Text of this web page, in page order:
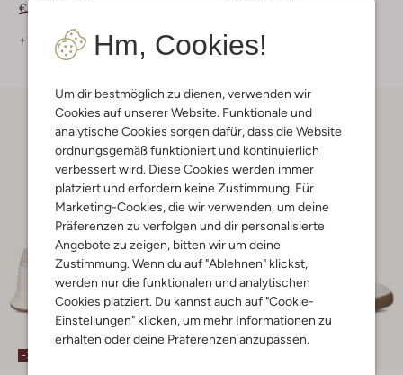
Hm, Cookies!
Um dir bestmöglich zu dienen, verwenden wir
Cookies auf unserer Website. Funktionale und
analytische Cookies sorgen dafür, dass die Website
ordnungsgemäß funktioniert und kontinuierlich
verbessert wird. Diese Cookies werden immer
platziert und erfordern keine Zustimmung. Für
Marketing-Cookies, die wir verwenden, um deine
Präferenzen zu verfolgen und dir personalisierte
Angebote zu zeigen, bitten wir um deine
Zustimmung. Wenn du auf "Ablehnen" klickst,
werden nur die funktionalen und analytischen
Cookies platziert. Du kannst auch auf "Cookie-
Einstellungen" klicken, um mehr Informationen zu
erhalten oder deine Präferenzen anzupassen.
€ 139,99
+ mehr farben
-30%